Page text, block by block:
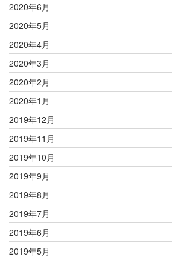
2020年6月
2020年5月
2020年4月
2020年3月
2020年2月
2020年1月
2019年12月
2019年11月
2019年10月
2019年9月
2019年8月
2019年7月
2019年6月
2019年5月